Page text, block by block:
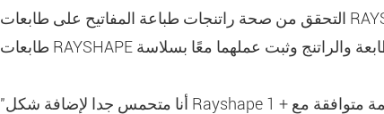
التحقق من صحة راتنجات طباعة المفاتيح على طابعات RAYSHAPE ، يمكن لمهنيي طب الأسنان الآن استخدام
"أنا متحمس جدا لإضافة شكل Rayshape 1 + سلسلة إلى قائمة متوافقة مع KeyPrint. توفر Rayshape طابعة